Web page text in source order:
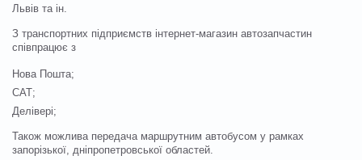
Львів та ін.
З транспортних підприємств інтернет-магазин автозапчастин
співпрацює з
Нова Пошта;
САТ;
Делівері;
Також можлива передача маршрутним автобусом у рамках
запорізької, дніпропетровської областей.